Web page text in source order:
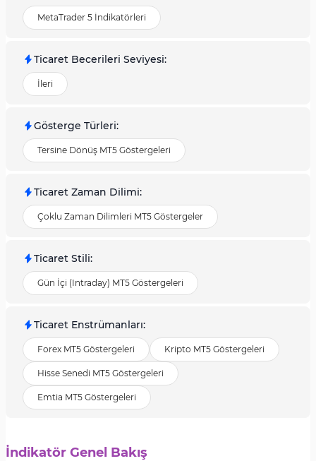
MetaTrader 5 İndikatörleri
Ticaret Becerileri Seviyesi:
İleri
Gösterge Türleri:
Tersine Dönüş MT5 Göstergeleri
Ticaret Zaman Dilimi:
Çoklu Zaman Dilimleri MT5 Göstergeler
Ticaret Stili:
Gün İçi (Intraday) MT5 Göstergeleri
Ticaret Enstrümanları:
Forex MT5 Göstergeleri Kripto MT5 Göstergeleri
Hisse Senedi MT5 Göstergeleri
Emtia MT5 Göstergeleri
İndikatör Genel Bakış